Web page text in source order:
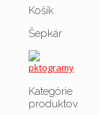
Košík
Šepkár
Kategórie
produktov